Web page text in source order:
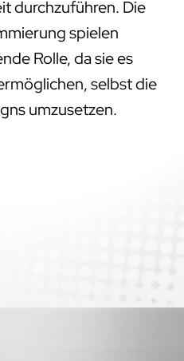
selbst die
umzusetzen.